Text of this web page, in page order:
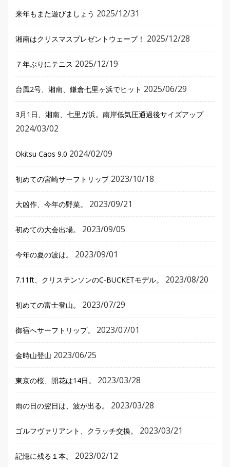
来年もまた遊びましょう 2025/12/31
湘南はクリスマスプレゼントウェーブ！ 2025/12/28
７年ぶりにテニス 2025/12/19
台風2号、湘南、鎌倉七里ヶ浜でヒット 2025/06/29
3月1日、湘南、七里ガ浜。南岸低気圧通過後サイズアップ
2024/03/02
Okitsu Caos 9.0 2024/02/09
初めての宮崎サーフトリップ 2023/10/18
大凶作、今年の野菜。 2023/09/21
初めての大会出場。 2023/09/05
今年の夏の波は。 2023/09/01
7.11ft、クリステンソンのC-BUCKETモデル。 2023/08/20
初めての富士登山。 2023/07/29
御宿へサーフトリップ。 2023/07/01
金時山登山 2023/06/25
東京の桜、開花は14日。 2023/03/28
雨の日の翌日は、波が出る。 2023/03/28
ゴルフヴァリアント、クラッチ交換。 2023/03/21
記憶に残る１本。 2023/02/12